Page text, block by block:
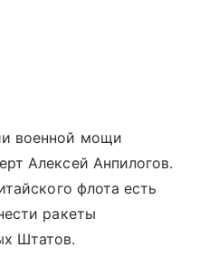
военной мощи
Алексей Анпилогов.
флота есть
ракеты
Штатов.